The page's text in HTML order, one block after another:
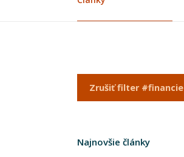
Zrušiť filter #financie
Najnovšie články